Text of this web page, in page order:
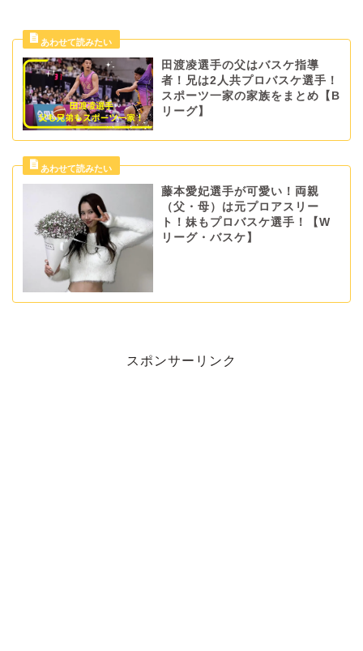
田渡凌選手の父はバスケ指導
者！兄は2人共プロバスケ選手！
スポーツ一家の家族をまとめ【B
リーグ】
藤本愛妃選手が可愛い！両親
（父・母）は元プロアスリー
ト！妹もプロバスケ選手！【W
リーグ・バスケ】
スポンサーリンク